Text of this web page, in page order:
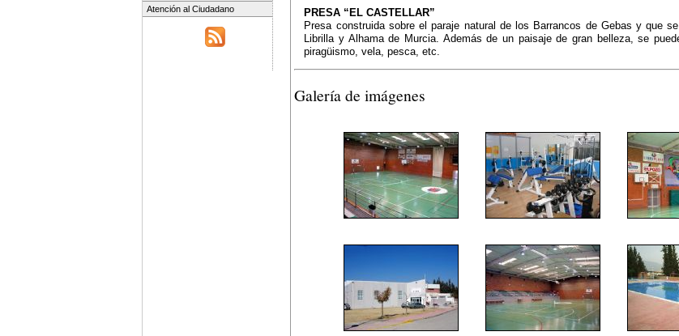
Atención al Ciudadano
PRESA “EL CASTELLAR”
Presa construida sobre el paraje natural de los Barrancos de Gebas y que
Librilla y Alhama de Murcia. Además de un paisaje de gran belleza, se
piragüismo, vela, pesca, etc.
Galería de imágenes